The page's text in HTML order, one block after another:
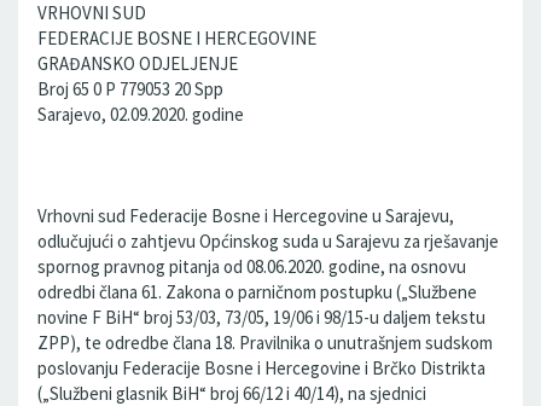
VRHOVNI SUD
FEDERACIJE BOSNE I HERCEGOVINE
GRAĐANSKO ODJELJENJE
Broj 65 0 P 779053 20 Spp
Sarajevo, 02.09.2020. godine
Vrhovni sud Federacije Bosne i Hercegovine u Sarajevu,
odlučujući o zahtjevu Općinskog suda u Sarajevu za rješavanje
spornog pravnog pitanja od 08.06.2020. godine, na osnovu
odredbi člana 61. Zakona o parničnom postupku („Službene
novine F BiH“ broj 53/03, 73/05, 19/06 i 98/15-u daljem tekstu
ZPP), te odredbe člana 18. Pravilnika o unutrašnjem sudskom
poslovanju Federacije Bosne i Hercegovine i Brčko Distrikta
(„Službeni glasnik BiH“ broj 66/12 i 40/14), na sjednici